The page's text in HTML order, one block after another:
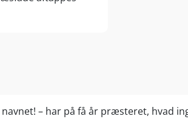
navnet! – har på få år præsteret, hvad